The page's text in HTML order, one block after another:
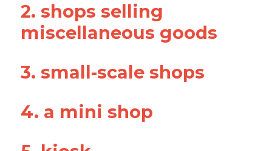
2. shops selling
miscellaneous goods
3. small-scale shops
4. a mini shop